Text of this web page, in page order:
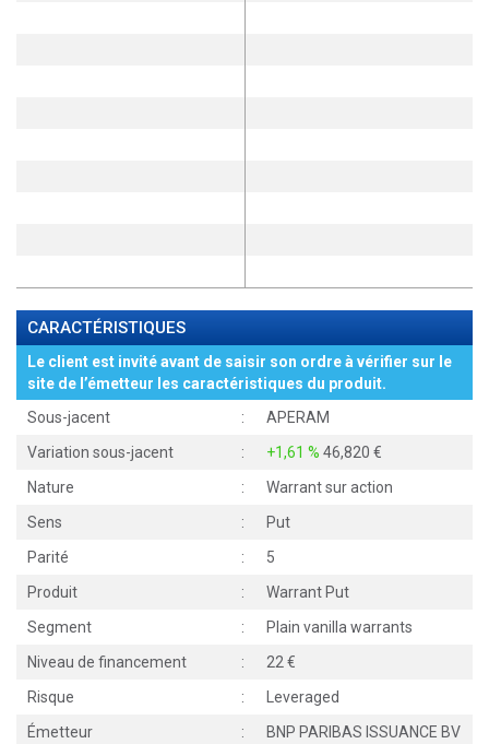
CARACTÉRISTIQUES
Le client est invité avant de saisir son ordre à vérifier sur le
site de l’émetteur les caractéristiques du produit.
Sous-jacent
:
APERAM
Variation sous-jacent
: +1,61 % 46,820
Nature
:
Warrant sur action
Sens
:
Put
Parité
:
5
Produit
:
Warrant Put
Segment
:
Plain vanilla warrants
Niveau de financement
:
22
Risque
:
Leveraged
Émetteur
:
BNP PARIBAS ISSUANCE BV